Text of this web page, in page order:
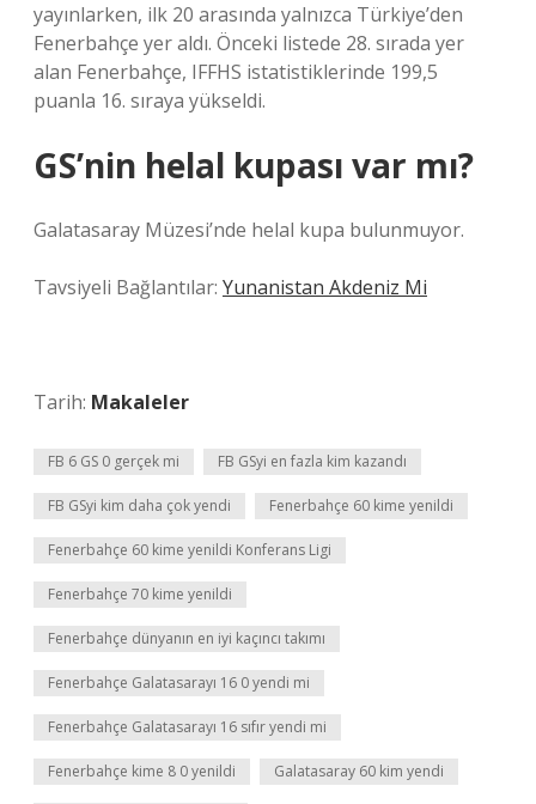
yayınlarken, ilk 20 arasında yalnızca Türkiye’den
Fenerbahçe yer aldı. Önceki listede 28. sırada yer
alan Fenerbahçe, IFFHS istatistiklerinde 199,5
puanla 16. sıraya yükseldi.
GS’nin helal kupası var mı?
Galatasaray Müzesi’nde helal kupa bulunmuyor.
Tavsiyeli Bağlantılar: Yunanistan Akdeniz Mi
Tarih: Makaleler
FB 6 GS 0 gerçek mi FB GSyi en fazla kim kazandı
FB GSyi kim daha çok yendi Fenerbahçe 60 kime yenildi
Fenerbahçe 60 kime yenildi Konferans Ligi
Fenerbahçe 70 kime yenildi
Fenerbahçe dünyanın en iyi kaçıncı takımı
Fenerbahçe Galatasarayı 16 0 yendi mi
Fenerbahçe Galatasarayı 16 sıfır yendi mi
Fenerbahçe kime 8 0 yenildi Galatasaray 60 kim yendi